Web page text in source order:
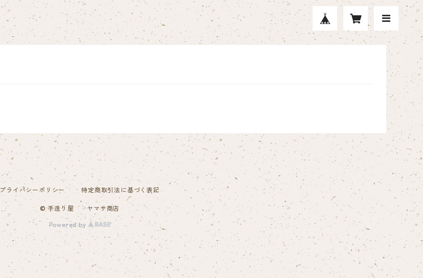
プライバシーポリシー 特定商取引法に基づく表記
© 手造り屋 ヤマサ商店
Powered by